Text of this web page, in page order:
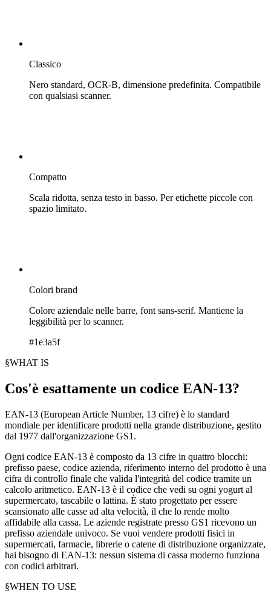
Classico
Nero standard, OCR-B, dimensione predefinita. Compatibile
con qualsiasi scanner.
Compatto
Scala ridotta, senza testo in basso. Per etichette piccole con
spazio limitato.
Colori brand
Colore aziendale nelle barre, font sans-serif. Mantiene la
leggibilità per lo scanner.
#1e3a5f
§WHAT IS
Cos'è esattamente un codice EAN-13?
EAN-13 (European Article Number, 13 cifre) è lo standard
mondiale per identificare prodotti nella grande distribuzione, gestito
dal 1977 dall'organizzazione GS1.
Ogni codice EAN-13 è composto da 13 cifre in quattro blocchi:
prefisso paese, codice azienda, riferimento interno del prodotto è una
cifra di controllo finale che valida l'integrità del codice tramite un
calcolo aritmetico. EAN-13 è il codice che vedi su ogni yogurt al
supermercato, tascabile o lattina. È stato progettato per essere
scansionato alle casse ad alta velocità, il che lo rende molto
affidabile alla cassa. Le aziende registrate presso GS1 ricevono un
prefisso aziendale univoco. Se vuoi vendere prodotti fisici in
supermercati, farmacie, librerie o catene di distribuzione organizzate,
hai bisogno di EAN-13: nessun sistema di cassa moderno funziona
con codici arbitrari.
§WHEN TO USE